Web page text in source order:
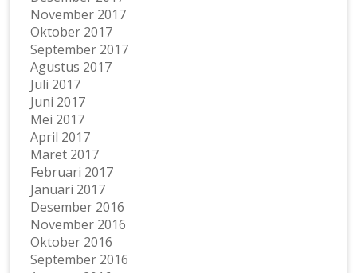
November 2017
Oktober 2017
September 2017
Agustus 2017
Juli 2017
Juni 2017
Mei 2017
April 2017
Maret 2017
Februari 2017
Januari 2017
Desember 2016
November 2016
Oktober 2016
September 2016